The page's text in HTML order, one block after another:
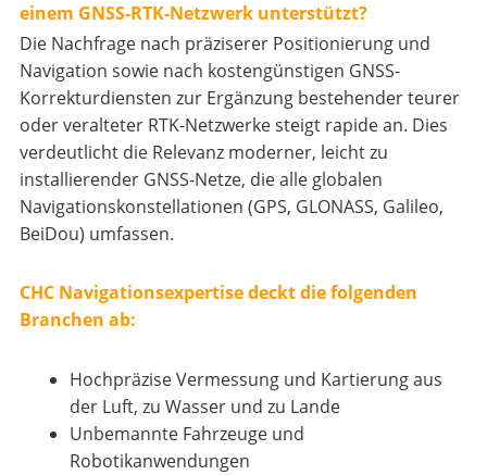
einem GNSS-RTK-Netzwerk unterstützt?
Die Nachfrage nach präziserer Positionierung und
Navigation sowie nach kostengünstigen GNSS-
Korrekturdiensten zur Ergänzung bestehender teurer
oder veralteter RTK-Netzwerke steigt rapide an. Dies
verdeutlicht die Relevanz moderner, leicht zu
installierender GNSS-Netze, die alle globalen
Navigationskonstellationen (GPS, GLONASS, Galileo,
BeiDou) umfassen.
CHC Navigationsexpertise deckt die folgenden
Branchen ab:
Hochpräzise Vermessung und Kartierung aus
der Luft, zu Wasser und zu Lande
Unbemannte Fahrzeuge und
Robotikanwendungen